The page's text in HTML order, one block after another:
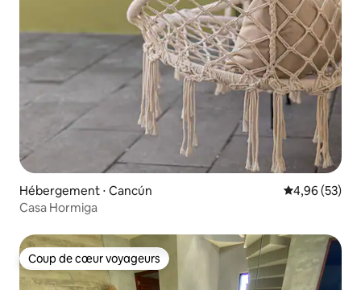
Hébergement ⋅ Cancún Évaluation
4,96 (53)
Casa Hormiga
Coup de cœur voyageurs
Coup de cœur voyageurs